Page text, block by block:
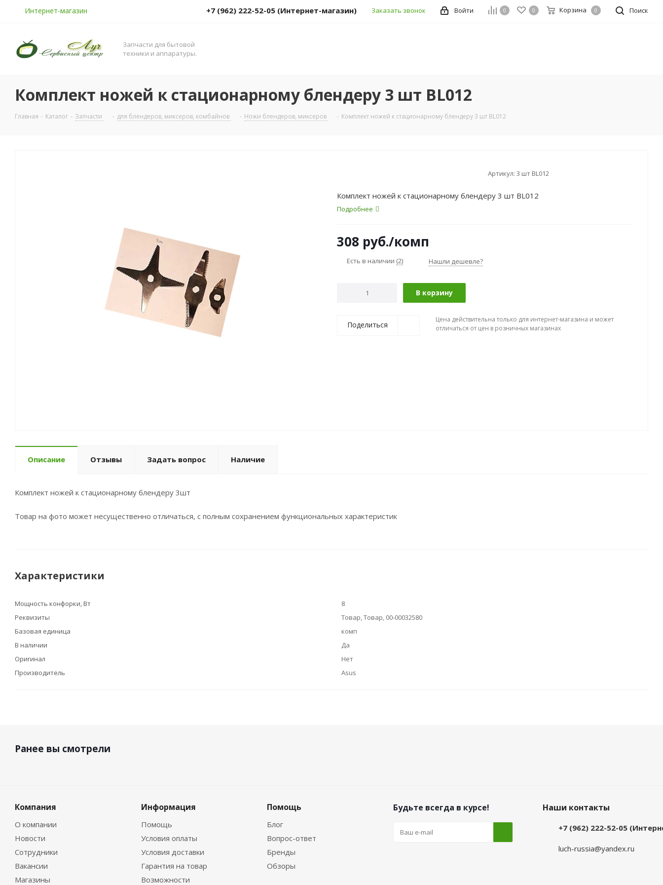
Интернет-магазин Поиск
0 0 Корзина 0
Войти
+7 (962) 222-52-05 (Интернет-магазин) Заказать звонок
Запчасти для бытовой
техники и аппаратуры.
Комплект ножей к стационарному блендеру 3 шт BL012
Главная - Каталог - Запчасти - для блендеров, миксеров, комбайнов - Ножи блендеров, миксеров - Комплект ножей к стационарному блендеру 3 шт BL012
Артикул: 3 шт BL012
Комплект ножей к стационарному блендеру 3 шт BL012
Подробнее
308 руб./комп
Есть в наличии (2) Нашли дешевле?
В корзину
Поделиться
Цена действительна только для интернет-магазина и может
отличаться от цен в розничных магазинах
Описание Отзывы Задать вопрос Наличие
Комплект ножей к стационарному блендеру 3шт
Товар на фото может несущественно отличаться, с полным сохранением функциональных характеристик
Характеристики
Мощность конфорки, Вт
8
Реквизиты
Товар, Товар, 00-00032580
Базовая единица
комп
В наличии
Да
Оригинал
Нет
Производитель
Asus
Ранее вы смотрели
Компания
О компании
Новости
Сотрудники
Вакансии
Магазины
Информация
Помощь
Условия оплаты
Условия доставки
Гарантия на товар
Возможности
Помощь
Блог
Вопрос-ответ
Бренды
Обзоры
Будьте всегда в курсе! Наши контакты
+7 (962) 222-52-05
luch-russia@yandex.ru